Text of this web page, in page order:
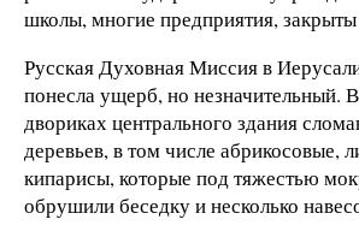
школы, многие предприятия,
Русская Духовная Миссия в
понесла ущерб, но незначительный.
двориках центрального здания
деревьев, в том числе абрикосовые,
кипарисы, которые под тяжестью
обрушили беседку и несколько